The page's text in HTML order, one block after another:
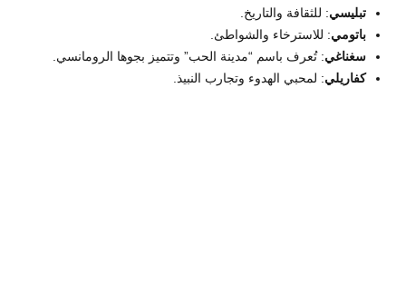
تبليسي: للثقافة والتاريخ.
باتومي: للاسترخاء والشواطئ.
سغناغي: تُعرف باسم “مدينة الحب” وتتميز بجوها الرومانسي.
كفاريلي: لمحبي الهدوء وتجارب النبيذ.